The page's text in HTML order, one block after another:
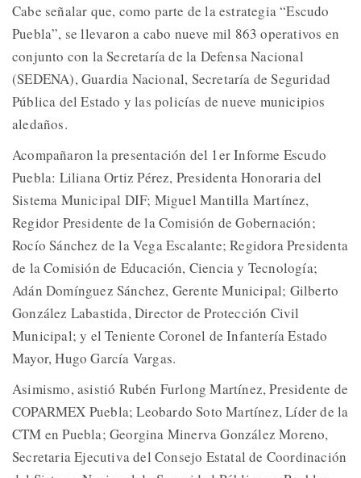
Cabe señalar que, como parte de la estrategia “Escudo
Puebla”, se llevaron a cabo nueve mil 863 operativos en
conjunto con la Secretaría de la Defensa Nacional
(SEDENA), Guardia Nacional, Secretaría de Seguridad
Pública del Estado y las policías de nueve municipios
aledaños.
Acompañaron la presentación del 1er Informe Escudo
Puebla: Liliana Ortiz Pérez, Presidenta Honoraria del
Sistema Municipal DIF; Miguel Mantilla Martínez,
Regidor Presidente de la Comisión de Gobernación;
Rocío Sánchez de la Vega Escalante; Regidora Presidenta
de la Comisión de Educación, Ciencia y Tecnología;
Adán Domínguez Sánchez, Gerente Municipal; Gilberto
González Labastida, Director de Protección Civil
Municipal; y el Teniente Coronel de Infantería Estado
Mayor, Hugo García Vargas.
Asimismo, asistió Rubén Furlong Martínez, Presidente de
COPARMEX Puebla; Leobardo Soto Martínez, Líder de la
CTM en Puebla; Georgina Minerva González Moreno,
Secretaria Ejecutiva del Consejo Estatal de Coordinación